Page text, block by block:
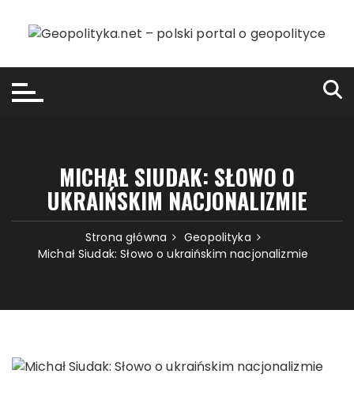
MICHAŁ SIUDAK: SŁOWO O
UKRAIŃSKIM NACJONALIZMIE
Strona główna
Geopolityka
Michał Siudak: Słowo o ukraińskim nacjonalizmie